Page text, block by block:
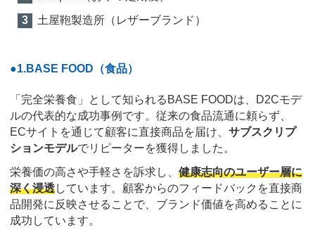
土屋鞄製造所（レザーブランド）
●1.BASE FOOD（食品）
「完全栄養食」として知られるBASE FOODは、D2Cモデ
ルの代表的な成功事例です。従来の食品流通に頼らず、
ECサイトを通じて顧客に直接商品を届け、 サブスクリプ
ションモデルでリピーターを獲得しました。
栄養価の高さや手軽さを訴求し、 健康志向のユーザー層に
深く浸透しています。顧客からのフィードバックを直接商
品開発に反映させることで、ブランド価値を高めることに
成功しています。